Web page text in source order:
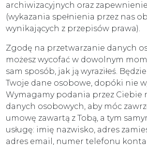
archiwizacyjnych oraz
(wykazania spełnienia przez nas
wynikających z przepisów prawa).
Zgodę na przetwarzanie danych
możesz wycofać w dowolnym
sam sposób, jak ją wyraziłeś.
Twoje dane osobowe, dopóki nie
Wymagamy podania przez Ciebie
danych osobowych, aby móc
umowę zawartą z Tobą, a tym
usługę: imię nazwisko, adres
adres email, numer telefonu